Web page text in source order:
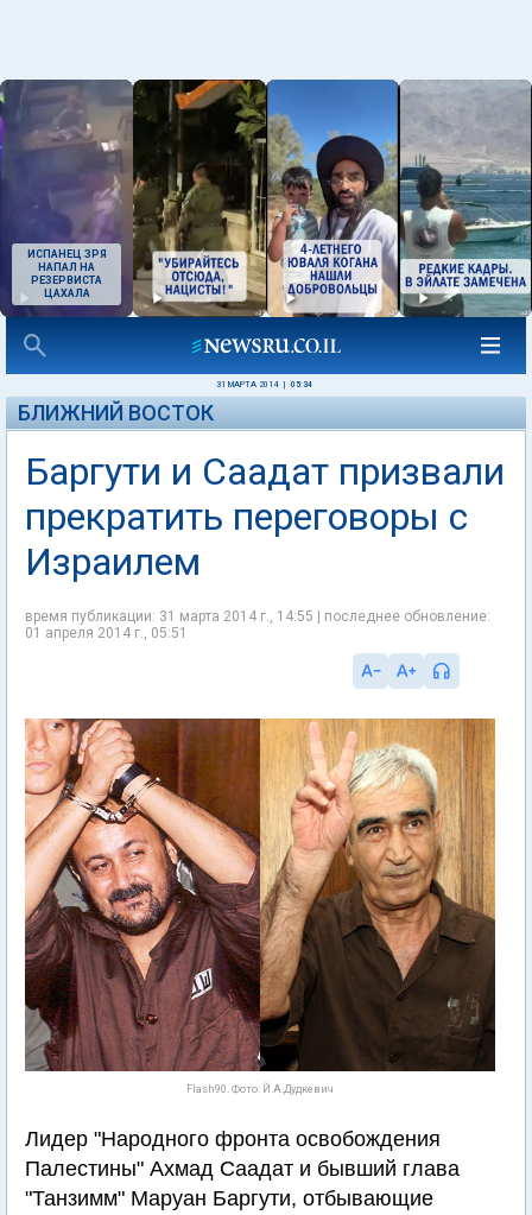
ИСПАНЕЦ ЗРЯ
НАПАЛ НА
РЕЗЕРВИСТА
ЦАХАЛА
31 МАРТА 2014 05:34
БЛИЖНИЙ ВОСТОК
Баргути и Саадат призвали
прекратить переговоры с
Израилем
время публикации: 31 марта 2014 г., 14:55 | последнее обновление:
01 апреля 2014 г., 05:51
Flash90. Фото: Й.А.Дудкевич
Лидер "Народного фронта освобождения
Палестины" Ахмад Саадат и бывший глава
"Танзимм" Маруан Баргути, отбывающие